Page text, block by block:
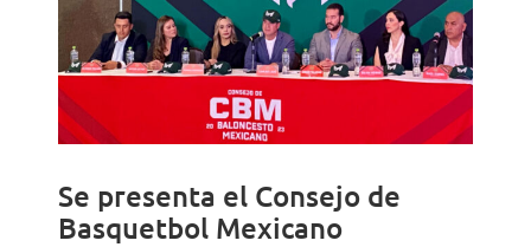
Se presenta el Consejo de
Basquetbol Mexicano